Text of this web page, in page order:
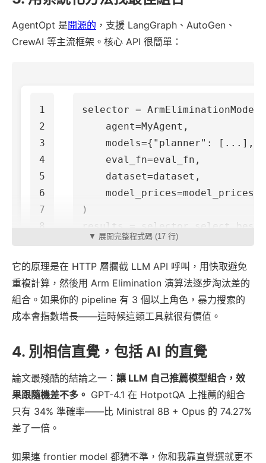
AgentOpt 是開源的 ，支援 LangGraph、AutoGen、
CrewAI 等主流框架。核心 API 很簡單：
1
2
3
4
5
6
7
selector =
agent=MyAgent ,
models={ "planner" : [...],
eval_fn=eval_fn ,
dataset=dataset ,
model_prices=model_prices
)
results
selector select_best
▼ 展開完整程式碼 (17 行)
它的原理是在 HTTP 層攔截 LLM API 呼叫，用快取避免
重複計算，然後用 Arm Elimination 演算法逐步淘汰差的
組合。如果你的 pipeline 有 3 個以上角色，暴力搜索的
成本會指數增長——這時候這類工具就很有價值。
4. 別相信直覺，包括 AI 的直覺
論文最殘酷的結論之一： 讓 LLM 自己推薦模型組合，效
果跟隨機差不多。 GPT-4.1 在 HotpotQA 上推薦的組合
只有 34% 準確率——比 Ministral 8B + Opus 的 74.27%
差了一倍。
如果連 frontier model 都猜不準，你和我靠直覺選就更不